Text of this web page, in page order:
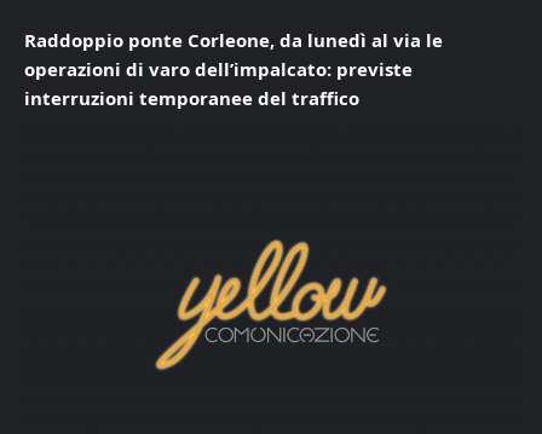
Raddoppio ponte Corleone, da lunedì al via le
operazioni di varo dell’impalcato: previste
interruzioni temporanee del traffico